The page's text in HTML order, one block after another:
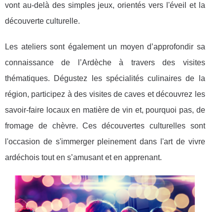
vont au-delà des simples jeux, orientés vers l'éveil et la
découverte culturelle.
Les ateliers sont également un moyen d’approfondir sa
connaissance de l’Ardèche à travers des visites
thématiques. Dégustez les spécialités culinaires de la
région, participez à des visites de caves et découvrez les
savoir-faire locaux en matière de vin et, pourquoi pas, de
fromage de chèvre. Ces découvertes culturelles sont
l'occasion de s'immerger pleinement dans l'art de vivre
ardéchois tout en s’amusant et en apprenant.